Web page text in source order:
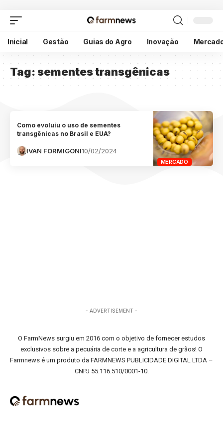
Inicial Gestão Guias do Agro Inovação
Tag:sementes transgênicas
MERCADO
Como evoluiu o uso de sementes
transgênicas no Brasil e EUA?
IVAN FORMIGONI10/02/2024
- ADVERTISEMENT -
O FarmNews surgiu em 2016 com o objetivo de fornecer estudos
exclusivos sobre a pecuária de corte e a agricultura de grãos! O
Farmnews é um produto da FARMNEWS PUBLICIDADE DIGITAL LTDA –
CNPJ 55.116.510/0001-10.